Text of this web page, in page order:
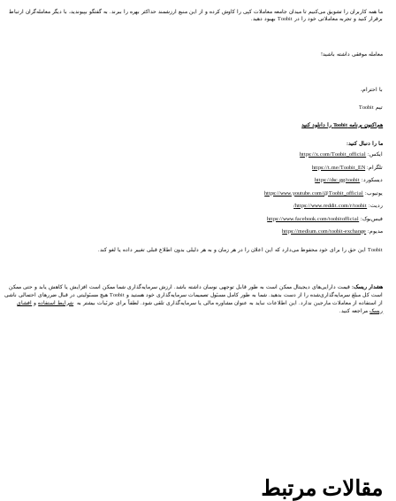
ما همه کاربران را تشویق می‌کنیم تا میدان جامعه معاملات کپی را کاوش کرده و از این منبع ارزشمند حداکثر بهره را ببرند. به گفتگو بپیوندید، با دیگر معامله‌گران ارتباط
برقرار کنید و تجربه معاملاتی خود را در Toobit بهبود دهید.
معامله موفقی داشته باشید!
با احترام،
تیم Toobit
هم‌اکنون برنامه Toobit را دانلود کنید
ما را دنبال کنید:
ایکس: https://x.com/Toobit_official
تلگرام: https://t.me/Toobit_EN
دیسکورد: https://dsc.gg/toobit
یوتیوب: https://www.youtube.com/@Toobit_official
ردیت: https://www.reddit.com/r/toobit/
فیس‌بوک: https://www.facebook.com/toobitofficial
مدیوم: https://medium.com/toobit-exchange
Toobit این حق را برای خود محفوظ می‌دارد که این اعلان را در هر زمان و به هر دلیلی بدون اطلاع قبلی تغییر داده یا لغو کند.
هشدار ریسک: قیمت دارایی‌های دیجیتال ممکن است به طور قابل توجهی نوسان داشته باشد. ارزش سرمایه‌گذاری شما ممکن است افزایش یا کاهش یابد و حتی ممکن
است کل مبلغ سرمایه‌گذاری‌شده را از دست بدهید. شما به طور کامل مسئول تصمیمات سرمایه‌گذاری خود هستید و Toobit هیچ مسئولیتی در قبال ضررهای احتمالی ناشی
از استفاده از معاملات مارجین ندارد. این اطلاعات نباید به عنوان مشاوره مالی یا سرمایه‌گذاری تلقی شود. لطفاً برای جزئیات بیشتر به
شرایط استفاده و
افشای
ریسک مراجعه کنید.
مقالات مرتبط